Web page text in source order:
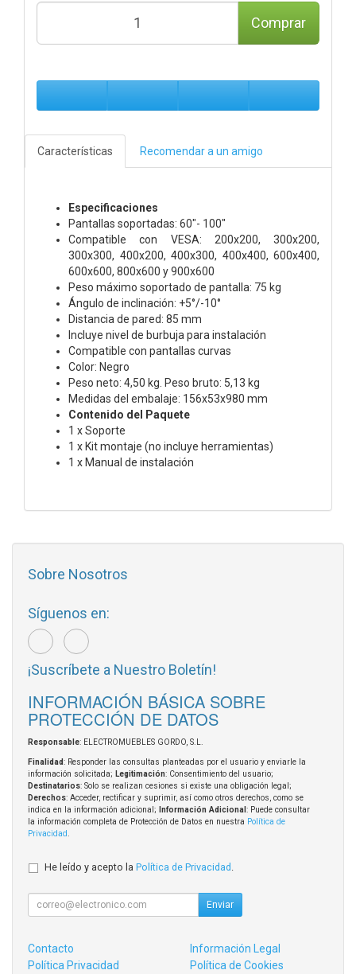
Comprar
Características Recomendar a un amigo
Especificaciones
Pantallas soportadas: 60"- 100"
Compatible con VESA: 200x200, 300x200,
300x300, 400x200, 400x300, 400x400, 600x400,
600x600, 800x600 y 900x600
Peso máximo soportado de pantalla: 75 kg
Ángulo de inclinación: +5°/-10°
Distancia de pared: 85 mm
Incluye nivel de burbuja para instalación
Compatible con pantallas curvas
Color: Negro
Peso neto: 4,50 kg. Peso bruto: 5,13 kg
Medidas del embalaje: 156x53x980 mm
Contenido del Paquete
1 x Soporte
1 x Kit montaje (no incluye herramientas)
1 x Manual de instalación
Sobre Nosotros
Síguenos en:
¡Suscríbete a Nuestro Boletín!
INFORMACIÓN BÁSICA SOBRE
PROTECCIÓN DE DATOS
Responsable: ELECTROMUEBLES GORDO, S.L.
Finalidad: Responder las consultas planteadas por el usuario y enviarle la
información solicitada; Legitimación: Consentimiento del usuario;
Destinatarios: Solo se realizan cesiones si existe una obligación legal;
Derechos: Acceder, rectificar y suprimir, así como otros derechos, como se
indica en la información adicional;
Información Adicional : Puede consultar
la información completa de Protección de Datos en nuestra Política de
Privacidad
He leído y acepto la Política de Privacidad
Enviar
Contacto
Información Legal
Política Privacidad
Política de Cookies